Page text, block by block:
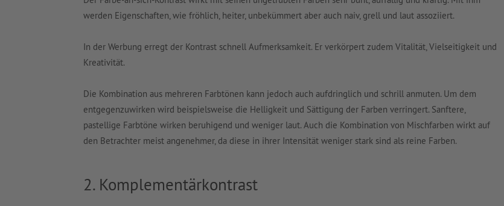
werden Eigenschaften, wie fröhlich, heiter, unbekümmert aber auch naiv, grell und laut assoziiert.
In der Werbung erregt der Kontrast schnell Aufmerksamkeit. Er verkörpert zudem Vitalität, Vielseitigkeit und
Kreativität.
Die Kombination aus mehreren Farbtönen kann jedoch auch aufdringlich und schrill anmuten. Um dem
entgegenzuwirken wird beispielsweise die Helligkeit und Sättigung der Farben verringert. Sanftere,
pastellige Farbtöne wirken beruhigend und weniger laut. Auch die Kombination von Mischfarben wirkt auf
den Betrachter meist angenehmer, da diese in ihrer Intensität weniger stark sind als reine Farben.
2. Komplementärkontrast